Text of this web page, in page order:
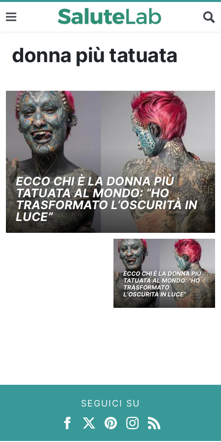
donna più tatuata
ECCO CHI È LA DONNA PIÙ
TATUATA AL MONDO: “HO
TRASFORMATO L’OSCURITÀ IN
LUCE”
ECCO CHI È LA DONNA PIÙ
TATUATA AL MONDO: “HO
TRASFORMATO
L’OSCURITÀ IN LUCE”
SEGUICI SU